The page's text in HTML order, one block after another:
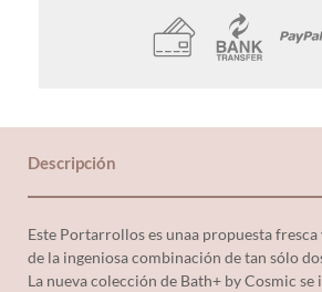
Descripción
Este Portarrollos es unaa propuesta
de la ingeniosa combinación de tan sólo
La nueva colección de Bath+ by Cosmic